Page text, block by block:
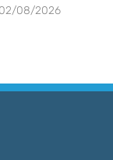
02/08/2026